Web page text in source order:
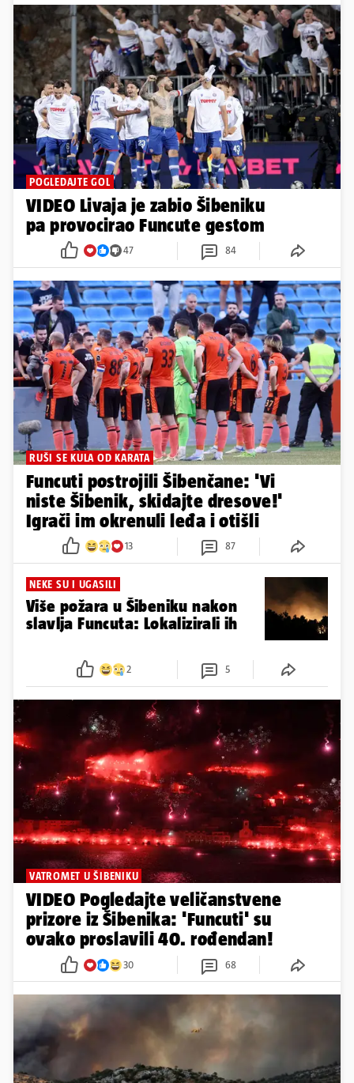
POGLEDAJTE GOL
VIDEO Livaja je zabio Šibeniku
pa provocirao Funcute gestom
47 84
RUŠI SE KULA OD KARATA
Funcuti postrojili Šibenčane: 'Vi
niste Šibenik, skidajte dresove!'
Igrači im okrenuli leđa i otišli
13 87
NEKE SU I UGASILI
Više požara u Šibeniku nakon
slavlja Funcuta: Lokalizirali ih
2 5
VATROMET U ŠIBENIKU
VIDEO Pogledajte veličanstvene
prizore iz Šibenika: 'Funcuti' su
ovako proslavili 40. rođendan!
30 68